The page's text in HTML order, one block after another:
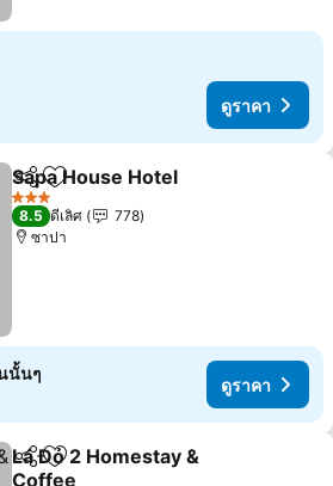
ดูราคา
แชร์ เพิ่มในรายการโปรด
Sapa House Hotel
3 ดาว
8.5 ดีเลิศ
778
ซาปา
นั้นๆ
ดูราคา
แชร์ เพิ่มในรายการโปรด
Lá Đỏ 2 Homestay &
Coffee